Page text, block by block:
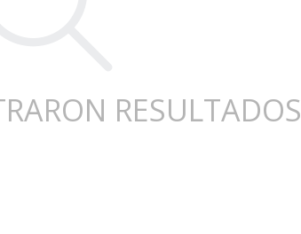
RESULTADOS